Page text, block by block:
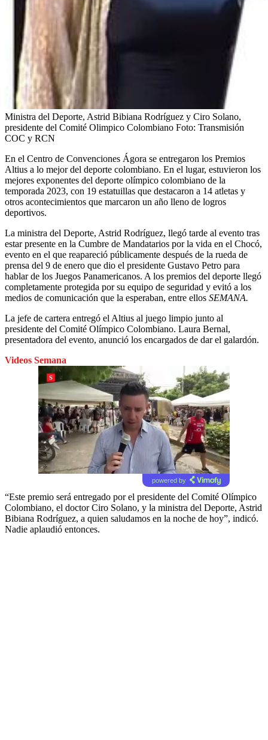
Ministra del Deporte, Astrid Bibiana Rodríguez y Ciro Solano,
presidente del Comité Olimpico Colombiano Foto: Transmisión
COC y RCN
En el Centro de Convenciones Ágora se entregaron los Premios
Altius a lo mejor del deporte colombiano. En el lugar, estuvieron los
mejores exponentes del deporte olímpico colombiano de la
temporada 2023, con 19 estatuillas que destacaron a 14 atletas y
otros acontecimientos que marcaron un año lleno de logros
deportivos.
La ministra del Deporte, Astrid Rodríguez, llegó tarde al evento tras
estar presente en la Cumbre de Mandatarios por la vida en el Chocó,
evento en el que reapareció públicamente después de la rueda de
prensa del 9 de enero que dio el presidente Gustavo Petro para
hablar de los Juegos Panamericanos. A los premios del deporte llegó
completamente protegida por su equipo de seguridad y evitó a los
medios de comunicación que la esperaban, entre ellos SEMANA.
La jefe de cartera entregó el Altius al juego limpio junto al
presidente del Comité Olímpico Colombiano. Laura Bernal,
presentadora del evento, anunció los encargados de dar el galardón.
Videos Semana
powered by
“Este premio será entregado por el presidente del Comité Olímpico
Colombiano, el doctor Ciro Solano, y la ministra del Deporte, Astrid
Bibiana Rodríguez, a quien saludamos en la noche de hoy”, indicó.
Nadie aplaudió entonces.